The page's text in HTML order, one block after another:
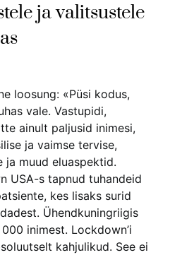
ja valitsustele
loosung: «Püsi kodus,
vale. Vastupidi,
ainult paljusid inimesi,
ja vaimse tervise,
ja muud eluaspektid.
USA-s tapnud tuhandeid
kes lisaks surid
Ühendkuningriigis
inimest. Lockdown’i
kahjulikud. See ei